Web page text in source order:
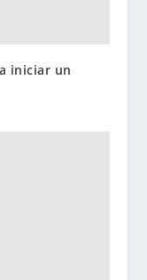
iniciar un